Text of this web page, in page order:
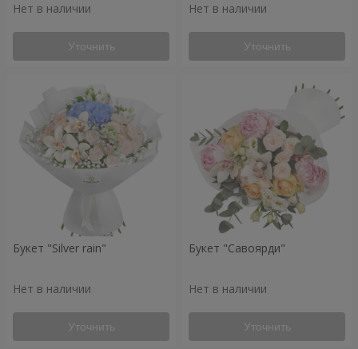
Нет в наличии
Уточнить
Нет в наличии
Уточнить
Букет "Silver rain"
Нет в наличии
Уточнить
Букет "Савоярди"
Нет в наличии
Уточнить